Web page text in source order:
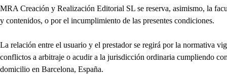
MRA Creación y Realización Editorial SL se reserva, asimismo, la
y contenidos, o por el incumplimiento de las presentes condiciones.
La relación entre el usuario y el prestador se regirá por la normativa
conflictos a arbitraje o acudir a la jurisdicción ordinaria cumpliendo
domicilio en Barcelona, España.